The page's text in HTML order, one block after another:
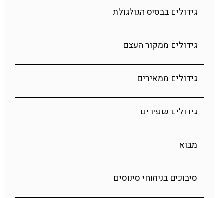
גידולים בבסיס הגולגולת
גידולים ממקור העצם
גידולים ממאירים
גידולים שפירים
מבוא
סיבוכים בניתוחי סינוסים